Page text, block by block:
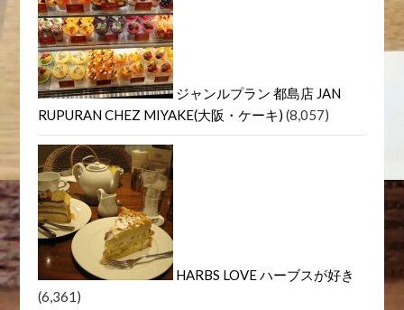
ジャンルプラン 都島店 JAN
RUPURAN CHEZ MIYAKE(大阪・ケーキ) (8,057)
HARBS LOVE ハーブスが好き
(6,361)